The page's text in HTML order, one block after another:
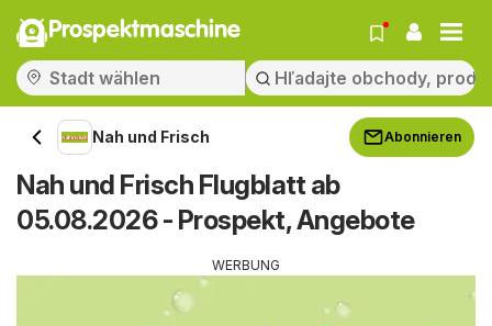
Prospektmaschine
Nah und Frisch Abonnieren
Nah und Frisch Flugblatt ab
05.08.2026 - Prospekt, Angebote
WERBUNG